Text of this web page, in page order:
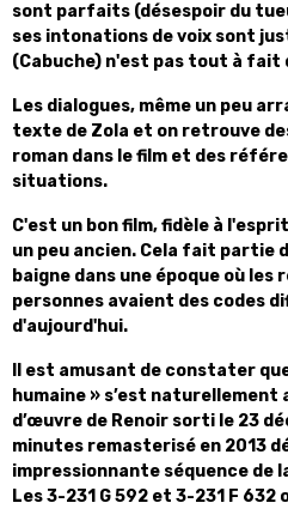
sont parfaits (désespoir du
ses intonations de voix sont
(Cabuche) n'est pas tout à fait
Les dialogues, même un peu
texte de Zola et on retrouve
roman dans le film et des
situations.
C'est un bon film, fidèle à
un peu ancien. Cela fait partie
baigne dans une époque où
personnes avaient des codes
d'aujourd'hui.
Il est amusant de constater
humaine » s’est naturellement
d’œuvre de Renoir sorti le 23
minutes remasterisé en 2013
impressionnante séquence de
Les 3-231 G 592 et 3-231 F